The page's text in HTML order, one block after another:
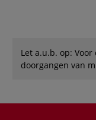
Let a.u.b. op:
doorgangen van